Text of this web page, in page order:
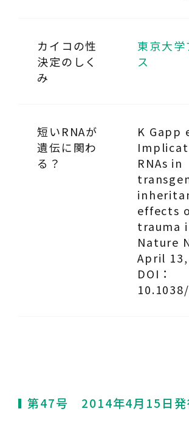
カイコの性
決定のしく
み
東京大学
ス
短いRNAが
遺伝に関わ
る？
K Gapp
RNAs in
effects
trauma
Nature
April
DOI：
第47号 2014年4月15日発